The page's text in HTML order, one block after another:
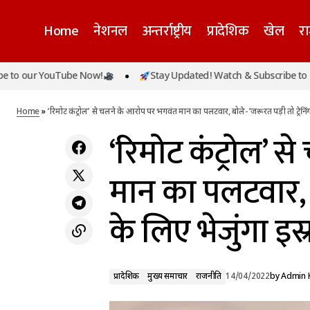
Home नेशनल अन्तर्राष्ट्रीय प्रादेशिक खेल
IMD forecast: इस बार कैसा रहेगा मॉनसून?
आईएमडी ने जून से सितंबर के लिए जारी किया अपना
प्रादेशिक
मुख्य समाचार
Now! Stay Updated! Watch & Subscribe to our
Home»‘रिमोट कंट्रोल’ से चलने के आरोप पर भगवंत मान का पलटवार, बोले-‘जरूरत पड़ी तो
‘रिमोट
मान का
के लिए भेजुंगा
प्रादेशिक मुख्य समाचार राजनीति 14/04/2022byAdmin